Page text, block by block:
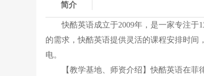
简介
快酷英语成立于2009年，是一家专注
的需求，快酷英语提供灵活的课程安排时间
电。
【教学基地、师资介绍】快酷英语在